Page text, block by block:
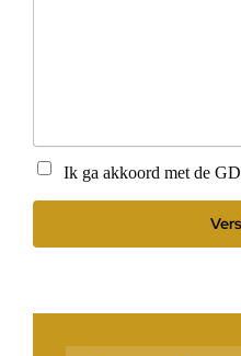
Instemming(Vereist)
Ik ga akkoord met de